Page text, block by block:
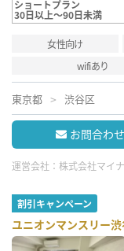
ショートプラン
30日以上～90日未満
女性向け
wifiあり
東京都 渋谷区
お問合わせ
運営会社： 株式会社マイ
割引キャンペーン
ユニオンマンスリー